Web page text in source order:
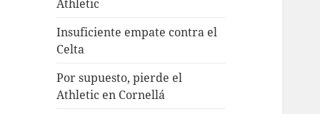
Athletic
Insuficiente empate contra el
Celta
Por supuesto, pierde el
Athletic en Cornellá